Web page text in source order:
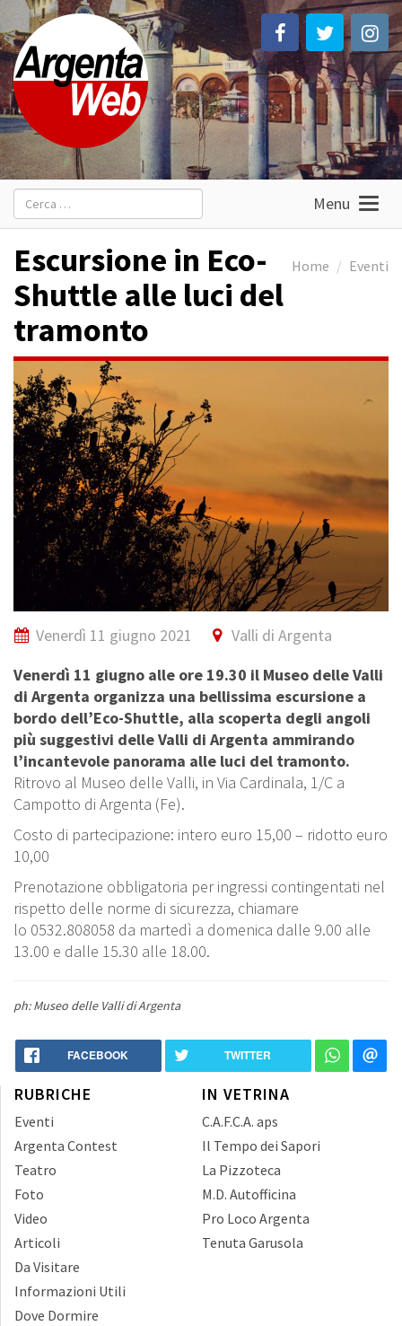
Ricerca
Menu
Home Eventi
Escursione in Eco-
Shuttle alle luci del
tramonto
Venerdì 11 giugno 2021
Valli di Argenta
Venerdì 11 giugno alle ore 19.30 il Museo delle Valli
di Argenta organizza una bellissima escursione a
bordo dell’Eco-Shuttle, alla scoperta degli angoli
più suggestivi delle Valli di Argenta ammirando
l’incantevole panorama alle luci del tramonto.
Ritrovo al Museo delle Valli, in Via Cardinala, 1/C a
Campotto di Argenta (Fe).
Costo di partecipazione: intero euro 15,00 – ridotto euro
10,00
Prenotazione obbligatoria per ingressi contingentati nel
rispetto delle norme di sicurezza, chiamare
lo 0532.808058 da martedì a domenica dalle 9.00 alle
13.00 e dalle 15.30 alle 18.00.
ph: Museo delle Valli di Argenta
FACEBOOK TWITTER
RUBRICHE
Eventi
Argenta Contest
Teatro
Foto
Video
Articoli
Da Visitare
Informazioni Utili
Dove Dormire
IN VETRINA
C.A.F.C.A. aps
Il Tempo dei Sapori
La Pizzoteca
M.D. Autofficina
Pro Loco Argenta
Tenuta Garusola